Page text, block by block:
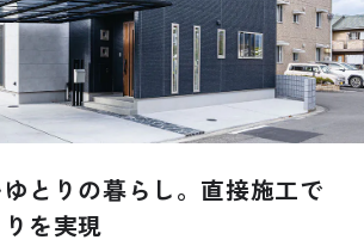
声・実例
報とりの暮らし。直接施工で
を実現